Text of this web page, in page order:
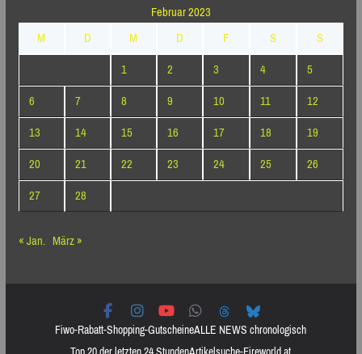
Februar 2023
M
D M D F S
S
1
2 3 4
5
6
7 8 9 10 11
12
13
14 15 16 17 18
19
20
21 22 23 24 25
26
27
28
« Jan. März »
Fiwo-Rabatt-Shopping-GutscheineALLE NEWS chronologisch